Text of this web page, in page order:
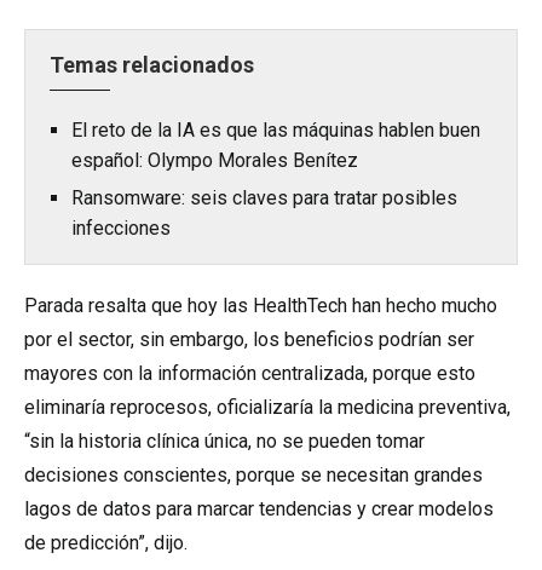
Temas relacionados
El reto de la IA es que las máquinas hablen buen
español: Olympo Morales Benítez
Ransomware: seis claves para tratar posibles
infecciones
Parada resalta que hoy las HealthTech han hecho mucho
por el sector, sin embargo, los beneficios podrían ser
mayores con la información centralizada, porque esto
eliminaría reprocesos, oficializaría la medicina preventiva,
“sin la historia clínica única, no se pueden tomar
decisiones conscientes, porque se necesitan grandes
lagos de datos para marcar tendencias y crear modelos
de predicción”, dijo.